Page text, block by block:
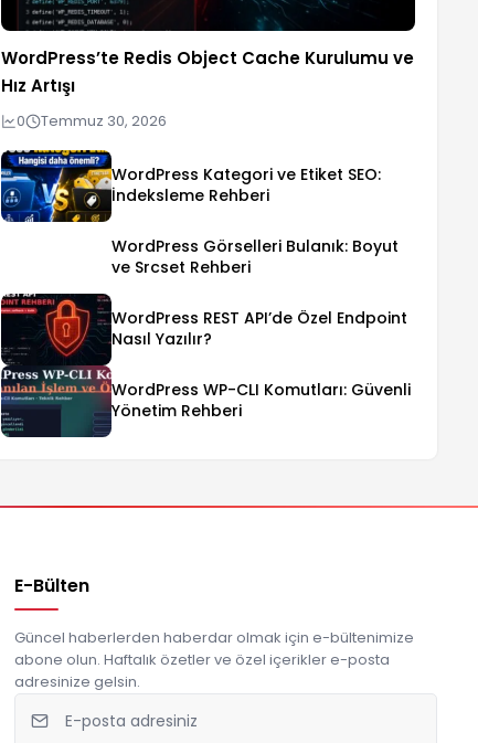
WordPress’te Redis Object Cache Kurulumu ve
Hız Artışı
0 Temmuz 30, 2026
WordPress Kategori ve Etiket SEO:
İndeksleme Rehberi
WordPress Görselleri Bulanık: Boyut
ve Srcset Rehberi
WordPress REST API’de Özel Endpoint
Nasıl Yazılır?
WordPress WP-CLI Komutları: Güvenli
Yönetim Rehberi
E-Bülten
Güncel haberlerden haberdar olmak için e-bültenimize
abone olun. Haftalık özetler ve özel içerikler e-posta
adresinize gelsin.